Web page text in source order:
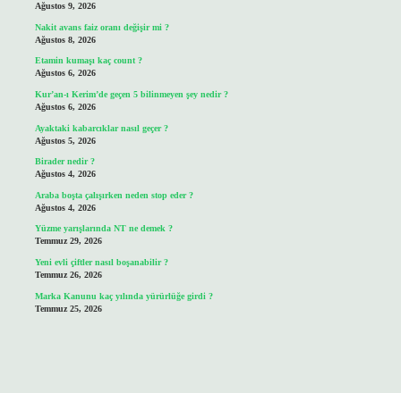
Ağustos 9, 2026
Nakit avans faiz oranı değişir mi ?
Ağustos 8, 2026
Etamin kumaşı kaç count ?
Ağustos 6, 2026
Kur’an-ı Kerim’de geçen 5 bilinmeyen şey nedir ?
Ağustos 6, 2026
Ayaktaki kabarcıklar nasıl geçer ?
Ağustos 5, 2026
Birader nedir ?
Ağustos 4, 2026
Araba boşta çalışırken neden stop eder ?
Ağustos 4, 2026
Yüzme yarışlarında NT ne demek ?
Temmuz 29, 2026
Yeni evli çiftler nasıl boşanabilir ?
Temmuz 26, 2026
Marka Kanunu kaç yılında yürürlüğe girdi ?
Temmuz 25, 2026